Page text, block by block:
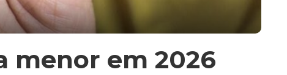
menor em 2026